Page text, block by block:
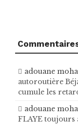
adouane
autoroutière
cumule les
adouane
FLAYE toujours